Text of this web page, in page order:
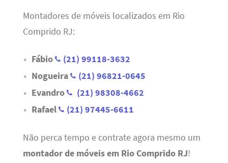
Montadores de móveis localizados em Rio
Comprido RJ:
Fábio
(21) 99118-3632
Nogueira
(21) 96821-0645
Evandro
(21) 98308-4662
Rafael
(21) 97445-6611
Não perca tempo e contrate agora mesmo um
montador de móveis em Rio Comprido RJ!